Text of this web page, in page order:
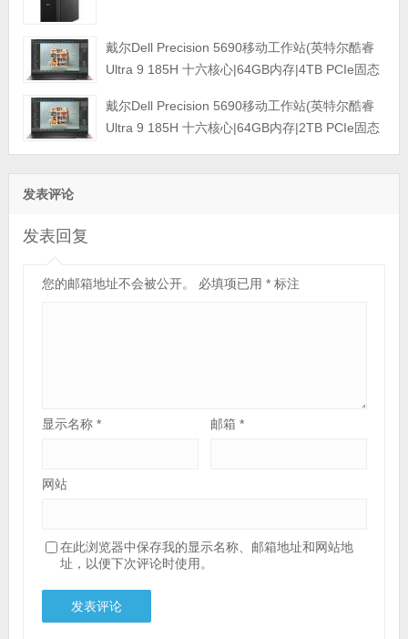
戴尔Dell Precision 5690移动工作站(英特尔酷睿
Ultra 9 185H 十六核心|64GB内存|4TB PCIe固态
示屏|三年保修)戴尔Dell Precision 5690移动工作站(英特尔酷睿
Ultra 9 185H 十六核心|64GB内存|2TB PCIe固态
发表评论
发表回复
您的邮箱地址不会被公开。 必填项已用 *标注
显示名称 * 邮箱*
网站
在此浏览器中保存我的显示名称、邮箱地址和网站地
址，以便下次评论时使用。